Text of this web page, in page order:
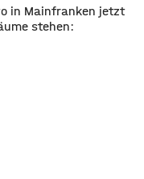
in Mainfranken jetzt
stehen: